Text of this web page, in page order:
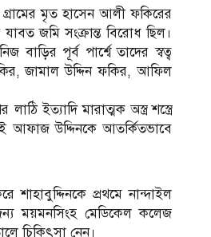
মৃত হাসেন আলী ফকিরের
যাবত জমি সংক্রান্ত বিরোধ ছিল।
পূর্ব পার্শ্বে তাদের স্বত্ব
জামাল উদ্দিন ফকির, আফিল
ইত্যাদি মারাত্মক অস্ত্র শস্ত্রে
আফাজ উদ্দিনকে আতর্কিতভাবে
প্রথমে নান্দাইল
ময়মনসিংহ মেডিকেল কলেজ
চিকিৎসা নেন।